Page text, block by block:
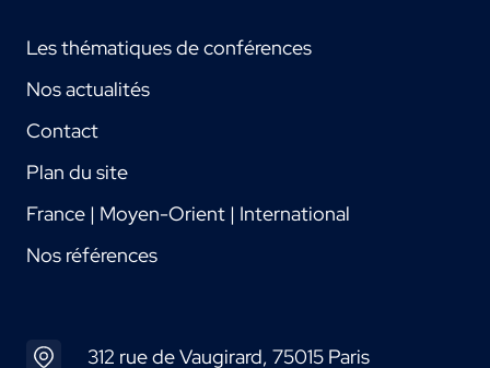
Les thématiques de conférences
Nos actualités
Contact
Plan du site
France | Moyen-Orient | International
Nos références
312 rue de Vaugirard, 75015 Paris